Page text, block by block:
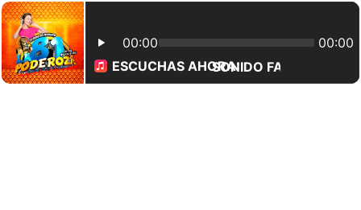
ESCUCHAS AHORA:SONIDO FASTIDIOSO
00:00 00:00